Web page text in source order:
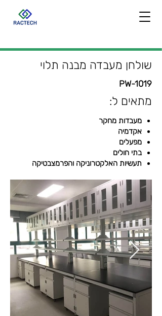
שולחן מעבדה מבנה תלוי
PW-1019
מתאים ל:
מעבדות מחקר
אקדמיה
מפעלים
בתי חולים
תעשיות האלקטרוניקה והפרמצבטיקה